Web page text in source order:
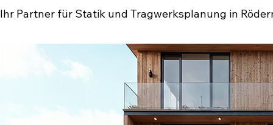
Ihr Partner für Statik und Tragwerksplanung in